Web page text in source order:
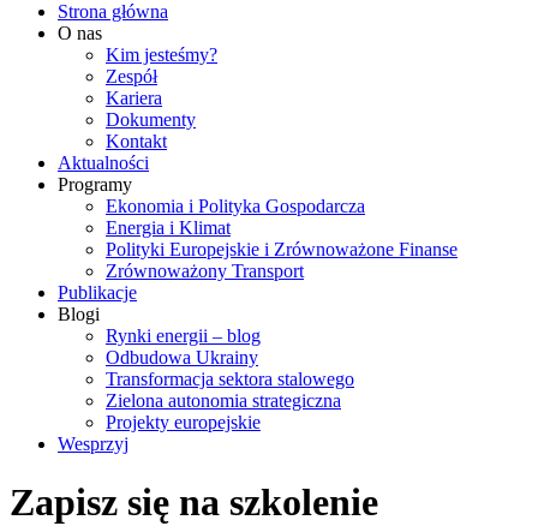
Strona główna
O nas
Kim jesteśmy?
Zespół
Kariera
Dokumenty
Kontakt
Aktualności
Programy
Ekonomia i Polityka Gospodarcza
Energia i Klimat
Polityki Europejskie i Zrównoważone Finanse
Zrównoważony Transport
Publikacje
Blogi
Rynki energii – blog
Odbudowa Ukrainy
Transformacja sektora stalowego
Zielona autonomia strategiczna
Projekty europejskie
Wesprzyj
Zapisz się na szkolenie